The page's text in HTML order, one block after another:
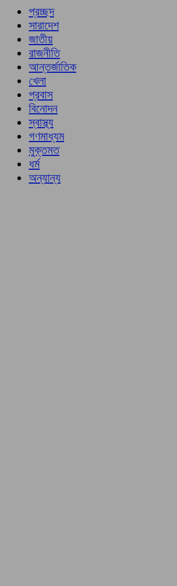
প্রচ্ছদ
সারাদেশ
জাতীয়
রাজনীতি
আন্তর্জাতিক
খেলা
প্রবাস
বিনোদন
স্বাস্থ্য
গণমাধ্যম
মুক্তমত
ধর্ম
অন্যান্য